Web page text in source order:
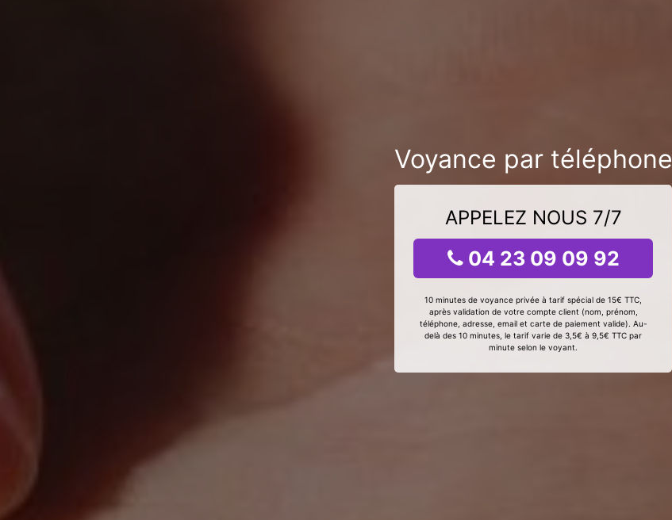
Voyance par téléphone
APPELEZ NOUS 7/7
04 23 09 09 92
10 minutes de voyance privée à tarif spécial de 15€ TTC,
après validation de votre compte client (nom, prénom,
téléphone, adresse, email et carte de paiement valide). Au-
delà des 10 minutes, le tarif varie de 3,5€ à 9,5€ TTC par
minute selon le voyant.